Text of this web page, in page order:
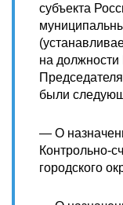
субъекта
на должности
были
— О
Контрольно-
городского